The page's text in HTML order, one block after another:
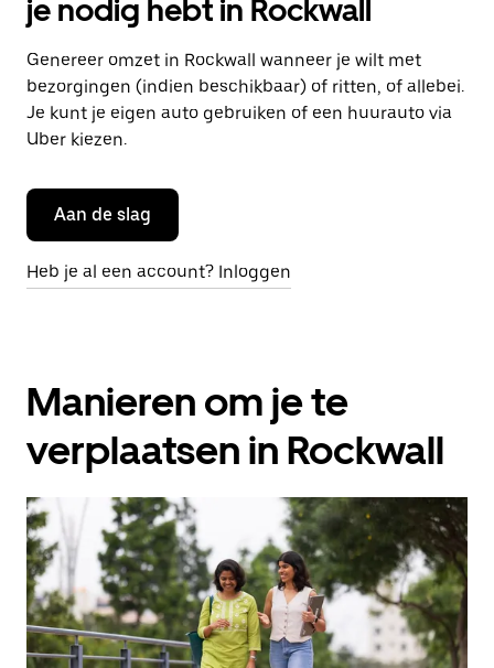
je nodig hebt in Rockwall
Genereer omzet in Rockwall wanneer je wilt met
bezorgingen (indien beschikbaar) of ritten, of allebei.
Je kunt je eigen auto gebruiken of een huurauto via
Uber kiezen.
Aan de slag
Heb je al een account? Inloggen
Manieren om je te
verplaatsen in Rockwall